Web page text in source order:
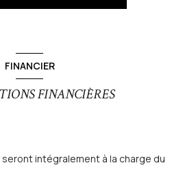
air pulsé (climatisation)
FINANCIER
FINANCIÈRES
intégralement à la charge du